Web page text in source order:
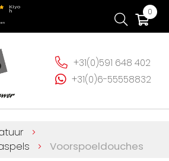
0
+31(0)591 648 402
+31(0)6-55558832
Voorspoeldouches